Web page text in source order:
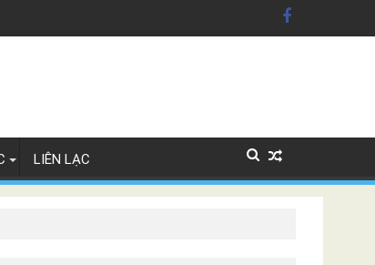
Đức
LIÊN LẠC